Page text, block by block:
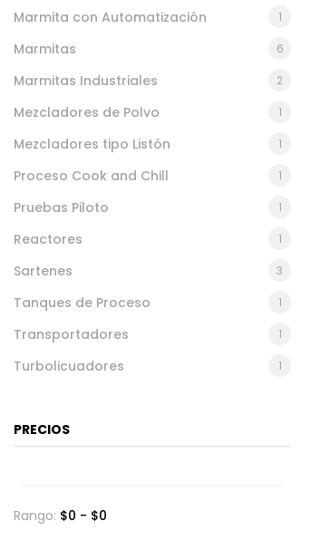
Marmita con Automatización 1
Marmitas 6
Marmitas Industriales 2
Mezcladores de Polvo 1
Mezcladores tipo Listón 1
Proceso Cook and Chill 1
Pruebas Piloto 1
Reactores 1
Sartenes 3
Tanques de Proceso 1
Transportadores 1
Turbolicuadores 1
PRECIOS
Rango: $0 - $0